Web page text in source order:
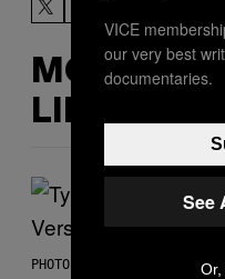
MORE
LIKE THIS
PHOTO BY MONICA
VICE
our very best
documentaries.
See